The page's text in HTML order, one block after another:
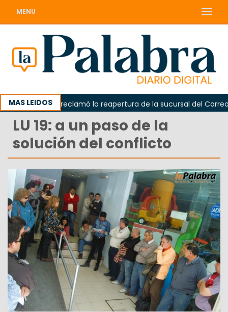
MENU
MAS LEIDOS
Odarda reclamó la reapertura de la sucursal del Correo
LU 19: a un paso de la
solución del conflicto